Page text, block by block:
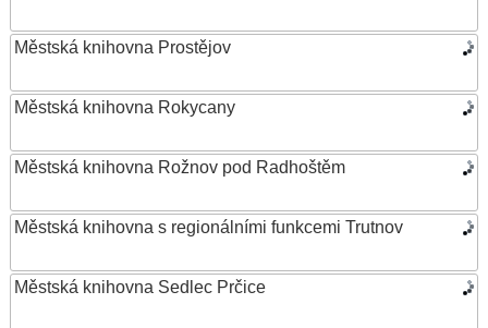
Městská knihovna Prostějov
Městská knihovna Rokycany
Městská knihovna Rožnov pod Radhoštěm
Městská knihovna s regionálními funkcemi Trutnov
Městská knihovna Sedlec Prčice